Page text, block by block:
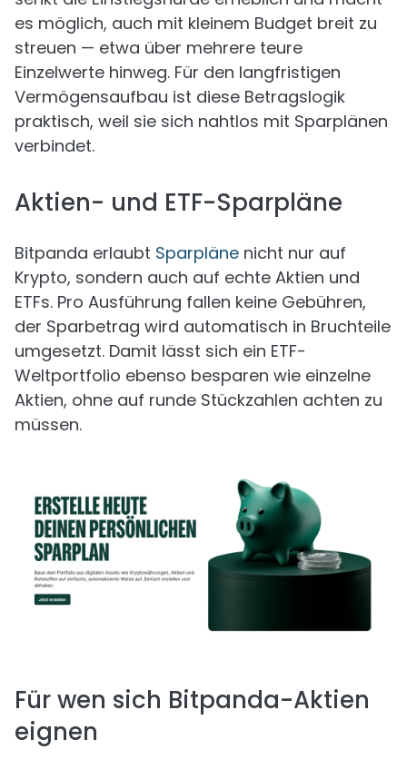
es möglich, auch mit kleinem Budget breit zu
streuen — etwa über mehrere teure
Einzelwerte hinweg. Für den langfristigen
Vermögensaufbau ist diese Betragslogik
praktisch, weil sie sich nahtlos mit Sparplänen
verbindet.
Aktien- und ETF-Sparpläne
Bitpanda erlaubt Sparpläne nicht nur auf
Krypto, sondern auch auf echte Aktien und
ETFs. Pro Ausführung fallen keine Gebühren,
der Sparbetrag wird automatisch in Bruchteile
umgesetzt. Damit lässt sich ein ETF-
Weltportfolio ebenso besparen wie einzelne
Aktien, ohne auf runde Stückzahlen achten zu
müssen.
Für wen sich Bitpanda-Aktien
eignen